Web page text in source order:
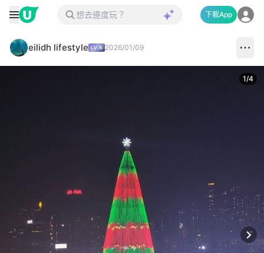
下載App
eilidh lifestyle 2026/01/09
1/4